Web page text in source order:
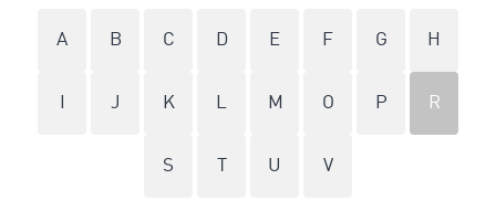
A B C D E F G H
J K L M O P R
S U V